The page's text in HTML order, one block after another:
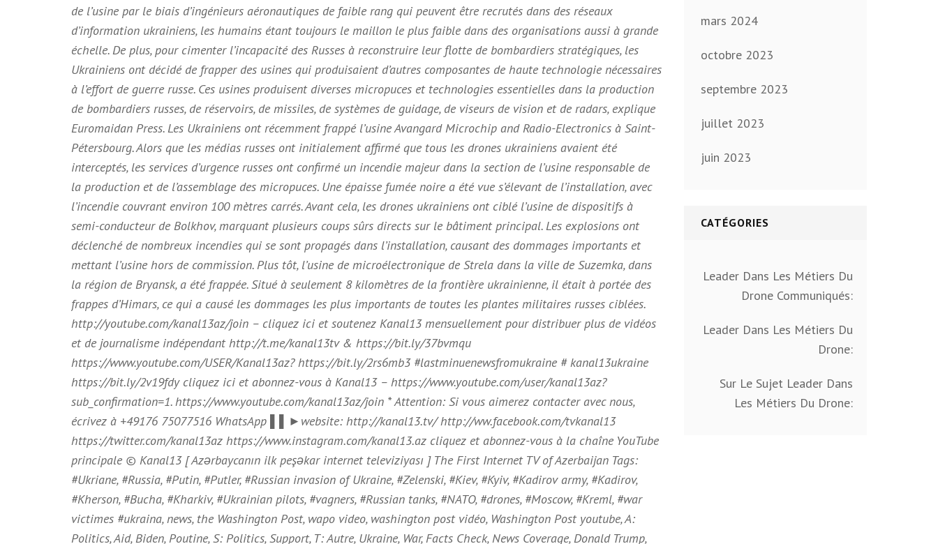
de l’usine par le biais d’ingénieurs aéronautiques de faible rang qui peuvent être recrutés dans des réseaux
d’information ukrainiens, les humains étant toujours le maillon le plus faible dans des organisations aussi à grande
échelle. De plus, pour cimenter l’incapacité des Russes à reconstruire leur flotte de bombardiers stratégiques, les
Ukrainiens ont décidé de frapper des usines qui produisaient d’autres composantes de haute technologie nécessaires
à l’effort de guerre russe. Ces usines produisent diverses micropuces et technologies essentielles dans la production
de bombardiers russes, de réservoirs, de missiles, de systèmes de guidage, de viseurs de vision et de radars, explique
Euromaidan Press. Les Ukrainiens ont récemment frappé l’usine Avangard Microchip and Radio-Electronics à Saint-
Pétersbourg. Alors que les médias russes ont initialement affirmé que tous les drones ukrainiens avaient été
interceptés, les services d’urgence russes ont confirmé un incendie majeur dans la section de l’usine responsable de
la production et de l’assemblage des micropuces. Une épaisse fumée noire a été vue s’élevant de l’installation, avec
l’incendie couvrant environ 100 mètres carrés. Avant cela, les drones ukrainiens ont ciblé l’usine de dispositifs à
semi-conducteur de Bolkhov, marquant plusieurs coups sûrs directs sur le bâtiment principal. Les explosions ont
déclenché de nombreux incendies qui se sont propagés dans l’installation, causant des dommages importants et
mettant l’usine hors de commission. Plus tôt, l’usine de microélectronique de Strela dans la ville de Suzemka, dans
la région de Bryansk, a été frappée. Situé à seulement 8 kilomètres de la frontière ukrainienne, il était à portée des
frappes d’Himars, ce qui a causé les dommages les plus importants de toutes les plantes militaires russes ciblées.
http://youtube.com/kanal13az/join – cliquez ici et soutenez Kanal13 mensuellement pour distribuer plus de vidéos
et de journalisme indépendant http://t.me/kanal13tv & https://bit.ly/37bvmqu
https://www.youtube.com/USER/Kanal13az? https://bit.ly/2rs6mb3 #lastminuenewsfromukraine # kanal13ukraine
https://bit.ly/2v19fdy cliquez ici et abonnez-vous à Kanal13 – https://www.youtube.com/user/kanal13az?
sub_confirmation=1. https://www.youtube.com/kanal13az/join * Attention: Si vous aimerez contacter avec nous,
écrivez à +49176 75077516 WhatsApp ▌▌►website: http://kanal13.tv/ http://ww.facebook.com/tvkanal13
https://twitter.com/kanal13az https://www.instagram.com/kanal13.az cliquez et abonnez-vous à la chaîne YouTube
principale © Kanal13 [ Azərbaycanın ilk peşəkar internet televiziyası ] The First Internet TV of Azerbaijan Tags:
#Ukriane, #Russia, #Putin, #Putler, #Russian invasion of Ukraine, #Zelenski, #Kiev, #Kyiv, #Kadirov army, #Kadirov,
#Kherson, #Bucha, #Kharkiv, #Ukrainian pilots, #vagners, #Russian tanks, #NATO, #drones, #Moscow, #Kreml, #war
victimes #ukraina, news, the Washington Post, wapo video, washington post vidéo, Washington Post youtube, A:
Politics, Aid, Biden, Poutine, S: Politics, Support, T: Autre, Ukraine, War, Facts Check, News Coverage, Donald Trump,
mars 2024
octobre 2023
septembre 2023
juillet 2023
juin 2023
CATÉGORIES
Leader Dans Les Métiers Du
Drone Communiqués:
Leader Dans Les Métiers Du
Drone:
Sur Le Sujet Leader Dans
Les Métiers Du Drone: